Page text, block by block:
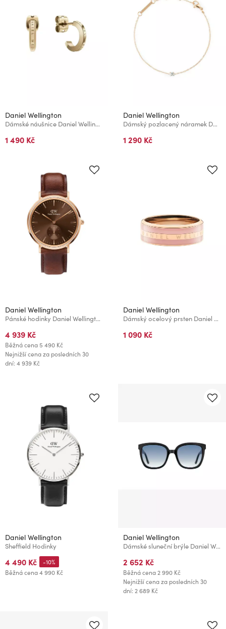
Daniel Wellington
Dámské náušnice Daniel Wellington Elan ocelové DW00400514
1 490 Kč
Daniel Wellington
Dámský pozlacený náramek Daniel Wellington Mirelle Solitaire DW00401962
1 290 Kč
Daniel Wellington
Pánské hodinky Daniel Wellington Classic St Mawes
4 939 Kč
Běžná cena5 490 Kč
Nejnižší cena za posledních 30
dní: 4 939 Kč
Daniel Wellington
Dámský ocelový prsten Daniel Wellington Emalie DW00400060
1 090 Kč
Daniel Wellington
Sheffield Hodinky
4 490 Kč
Běžná cena4 990 Kč
-10%
Daniel Wellington
Dámské sluneční brýle Daniel Wellington DW01100038
2 652 Kč
Běžná cena2 990 Kč
Nejnižší cena za posledních 30
dní: 2 689 Kč